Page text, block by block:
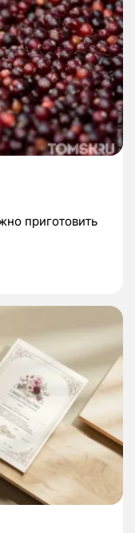
приготовить